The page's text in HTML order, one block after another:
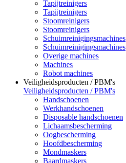
Tapijtreinigers
Tapijtreinigers
Stoomreinigers
Stoomreinigers
Schuimreinigingsmachines
Schuimreinigingsmachines
Overige machines
Machines
Robot machines
Veiligheidsproducten / PBM's
Veiligheidsproducten / PBM's
Handschoenen
Werkhandschoenen
Disposable handschoenen
Lichaamsbescherming
Oogbescherming
Hoofdbescherming
Mondmaskers
Baardmaskers